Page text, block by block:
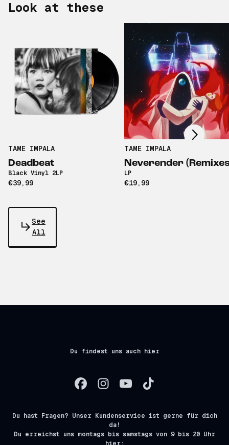
Look at these
TAME IMPALA
Deadbeat
Black Vinyl 2LP
€39,99
TAME IMPALA
Neverender
LP
€19,99
Scroll right
See
All
Du findest uns auch hier
Du hast Fragen? Unser Kundenservice ist gerne für dich
da!
Du erreichst uns montags bis samstags von 9 bis 20 Uhr